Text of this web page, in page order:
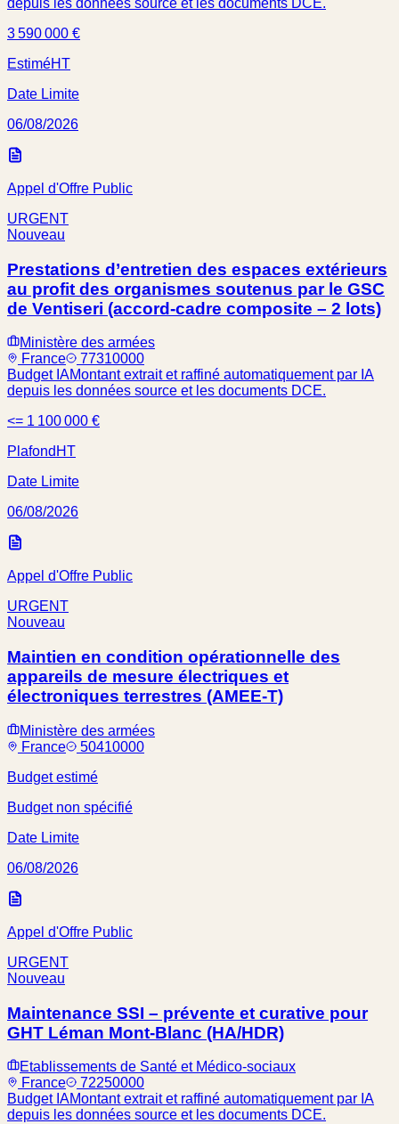
depuis les données source et les documents DCE.
3 590 000 €
EstiméHT
Date Limite
06/08/2026
Appel d'Offre Public
URGENT
Nouveau
Prestations d’entretien des espaces extérieurs
au profit des organismes soutenus par le GSC
de Ventiseri (accord-cadre composite – 2 lots)
Ministère des armées
France
77310000
Budget IAMontant extrait et raffiné automatiquement par IA
depuis les données source et les documents DCE.
<= 1 100 000 €
Plafond HT
Date Limite
06/08/2026
Appel d'Offre Public
URGENT
Nouveau
Maintien en condition opérationnelle des
appareils de mesure électriques et
électroniques terrestres (AMEE-T)
Ministère des armées
France
50410000
Budget estimé
Budget non spécifié
Date Limite
06/08/2026
Appel d'Offre Public
URGENT
Nouveau
Maintenance SSI – prévente et curative pour
GHT Léman Mont-Blanc (HA/HDR)
Etablissements de Santé et Médico-sociaux
France
72250000
Budget IAMontant extrait et raffiné automatiquement par IA
depuis les données source et les documents DCE.